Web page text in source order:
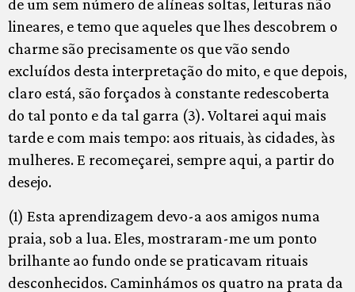
de um sem número de alíneas soltas, leituras não
lineares, e temo que aqueles que lhes descobrem o
charme são precisamente os que vão sendo
excluídos desta interpretação do mito, e que depois,
claro está, são forçados à constante redescoberta
do tal ponto e da tal garra (3). Voltarei aqui mais
tarde e com mais tempo: aos rituais, às cidades, às
mulheres. E recomeçarei, sempre aqui, a partir do
desejo.
(1) Esta aprendizagem devo-a aos amigos numa
praia, sob a lua. Eles, mostraram-me um ponto
brilhante ao fundo onde se praticavam rituais
desconhecidos. Caminhámos os quatro na prata da